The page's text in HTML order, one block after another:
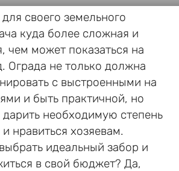
своего земельного
куда более сложная и
чем может показаться на
Ограда не только должна
с выстроенными на
и быть практичной, но
необходимую степень
нравиться хозяевам.
идеальный забор и
в свой бюджет? Да,